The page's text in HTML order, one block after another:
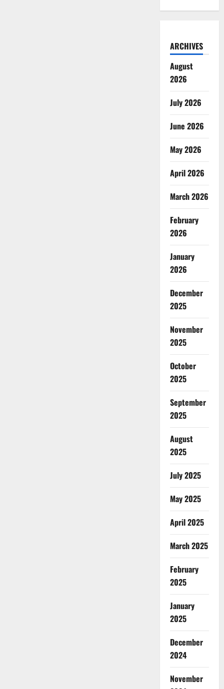
ARCHIVES
August
2026
July 2026
June 2026
May 2026
April 2026
March 2026
February
2026
January
2026
December
2025
November
2025
October
2025
September
2025
August
2025
July 2025
May 2025
April 2025
March 2025
February
2025
January
2025
December
2024
November